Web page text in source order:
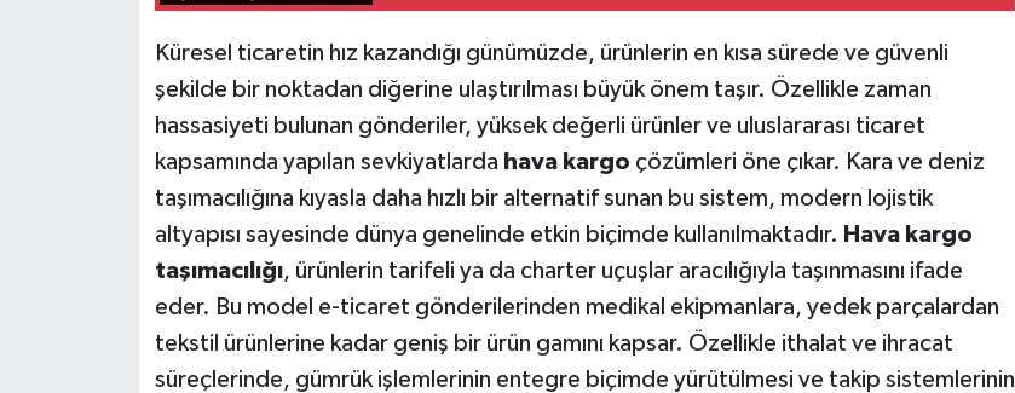
Küresel ticaretin hız kazandığı günümüzde, ürünlerin en kısa sürede ve güvenli
şekilde bir noktadan diğerine ulaştırılması büyük önem taşır. Özellikle zaman
hassasiyeti bulunan gönderiler, yüksek değerli ürünler ve uluslararası ticaret
kapsamında yapılan sevkiyatlarda hava kargo çözümleri öne çıkar. Kara ve deniz
taşımacılığına kıyasla daha hızlı bir alternatif sunan bu sistem, modern lojistik
altyapısı sayesinde dünya genelinde etkin biçimde kullanılmaktadır. Hava kargo
taşımacılığı, ürünlerin tarifeli ya da charter uçuşlar aracılığıyla taşınmasını ifade
eder. Bu model e-ticaret gönderilerinden medikal ekipmanlara, yedek parçalardan
tekstil ürünlerine kadar geniş bir ürün gamını kapsar. Özellikle ithalat ve ihracat
süreçlerinde, gümrük işlemlerinin entegre biçimde yürütülmesi ve takip sistemlerinin